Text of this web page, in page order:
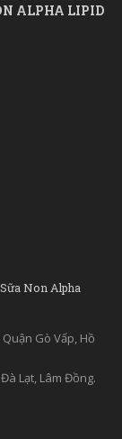
ALPHA LIPID
Non Alpha
Gò Vấp, Hồ
Lạt, Lâm Đồng.